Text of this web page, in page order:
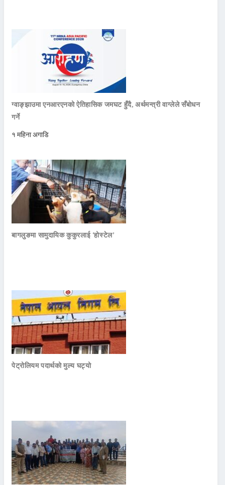
ग्वाङ्झाउमा एनआरएनको ऐतिहासिक जमघट हुँदै, अर्थमन्त्री वाग्लेले सँबोधन
गर्ने
१ महिना अगाडि
बागलुङमा सामुदायिक कुकुरलाई ‘होस्टेल’
पेट्रोलियम पदार्थको मुल्य घट्यो